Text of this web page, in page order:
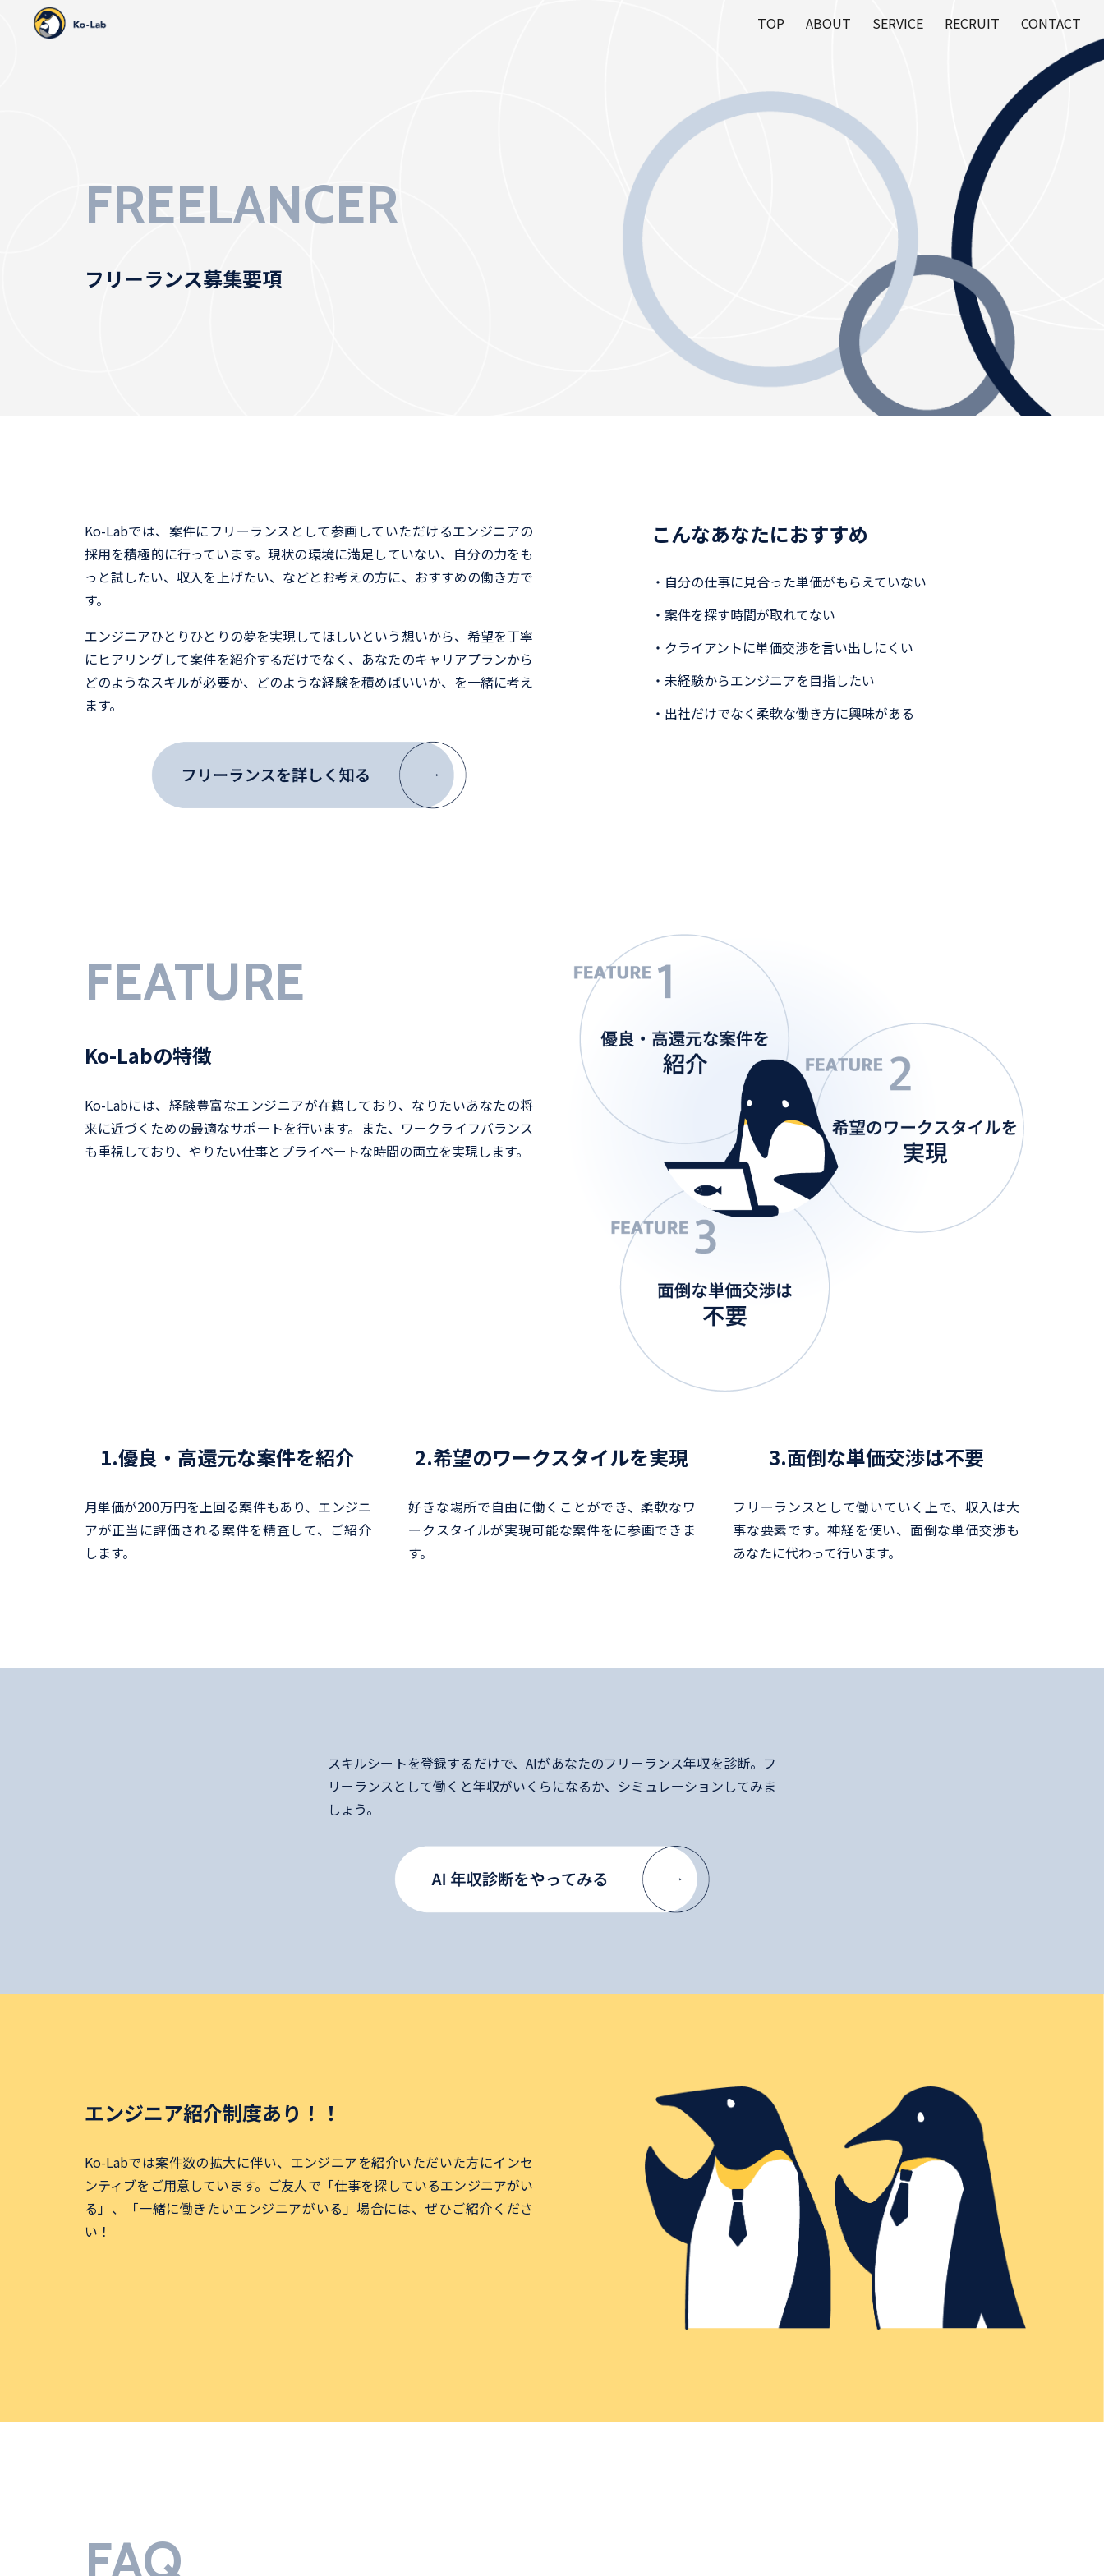
TOP ABOUT SERVICE RECRUIT CONTACT
FREELANCER
フリーランス募集要項
Ko-Labでは、案件にフリーランスとして参画していただけるエンジニアの
採用を積極的に行っています。現状の環境に満足していない、自分の力をも
っと試したい、収入を上げたい、などとお考えの方に、おすすめの働き方で
す。
エンジニアひとりひとりの夢を実現してほしいという想いから、希望を丁寧
にヒアリングして案件を紹介するだけでなく、あなたのキャリアプランから
どのようなスキルが必要か、どのような経験を積めばいいか、を一緒に考え
ます。
こんなあなたにおすすめ
・自分の仕事に見合った単価がもらえていない
・案件を探す時間が取れてない
・クライアントに単価交渉を言い出しにくい
・未経験からエンジニアを目指したい
・出社だけでなく柔軟な働き方に興味がある
FEATURE
Ko-Labの特徴
Ko-Labには、経験豊富なエンジニアが在籍しており、なりたいあなたの将
来に近づくための最適なサポートを行います。また、ワークライフバランス
も重視しており、やりたい仕事とプライベートな時間の両立を実現します。
1.優良・高還元な案件を紹介
月単価が200万円を上回る案件もあり、エンジニ
アが正当に評価される案件を精査して、ご紹介
します。
2.希望のワークスタイルを実現
好きな場所で自由に働くことができ、柔軟なワ
ークスタイルが実現可能な案件をに参画できま
す。
3.面倒な単価交渉は不要
フリーランスとして働いていく上で、収入は大
事な要素です。神経を使い、面倒な単価交渉も
あなたに代わって行います。
スキルシートを登録するだけで、AIがあなたのフリーランス年収を診断。フ
リーランスとして働くと年収がいくらになるか、シミュレーションしてみま
しょう。
エンジニア紹介制度あり！！
Ko-Labでは案件数の拡大に伴い、エンジニアを紹介いただいた方にインセ
ンティブをご用意しています。ご友人で「仕事を探しているエンジニアがい
る」、「一緒に働きたいエンジニアがいる」場合には、ぜひご紹介くださ
い！
FAQ